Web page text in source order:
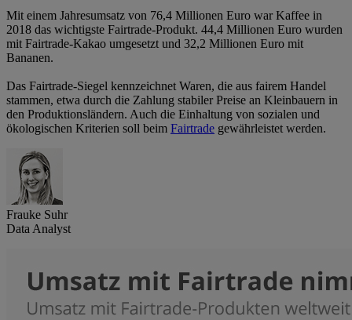
Mit einem Jahresumsatz von 76,4 Millionen Euro war Kaffee in
2018 das wichtigste Fairtrade-Produkt. 44,4 Millionen Euro wurden
mit Fairtrade-Kakao umgesetzt und 32,2 Millionen Euro mit
Bananen.
Das Fairtrade-Siegel kennzeichnet Waren, die aus fairem Handel
stammen, etwa durch die Zahlung stabiler Preise an Kleinbauern in
den Produktionsländern. Auch die Einhaltung von sozialen und
ökologischen Kriterien soll beim Fairtrade gewährleistet werden.
Frauke Suhr
Data Analyst